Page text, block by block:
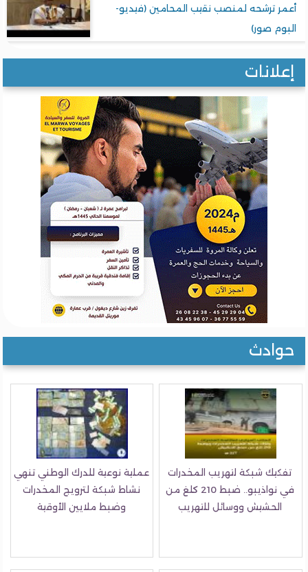
أعمر ترشحه لمنصب نقيب المحامين (فيديو-
البوم صور)
إعلانات
حوادث
تفكيك شبكة لتهريب المخدرات
في نواذيبو.. ضبط 210 كلغ من
الحشيش ووسائل للتهريب
عملية نوعية للدرك الوطني تنهي
نشاط شبكة لترويج المخدرات
وضبط ملايين الأوقية